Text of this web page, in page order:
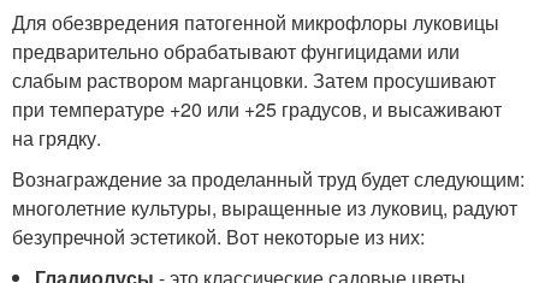
Для обезвредения патогенной микрофлоры луковицы
предварительно обрабатывают фунгицидами или
слабым раствором марганцовки. Затем просушивают
при температуре +20 или +25 градусов, и высаживают
на грядку.
Вознаграждение за проделанный труд будет следующим:
многолетние культуры, выращенные из луковиц, радуют
безупречной эстетикой. Вот некоторые из них: